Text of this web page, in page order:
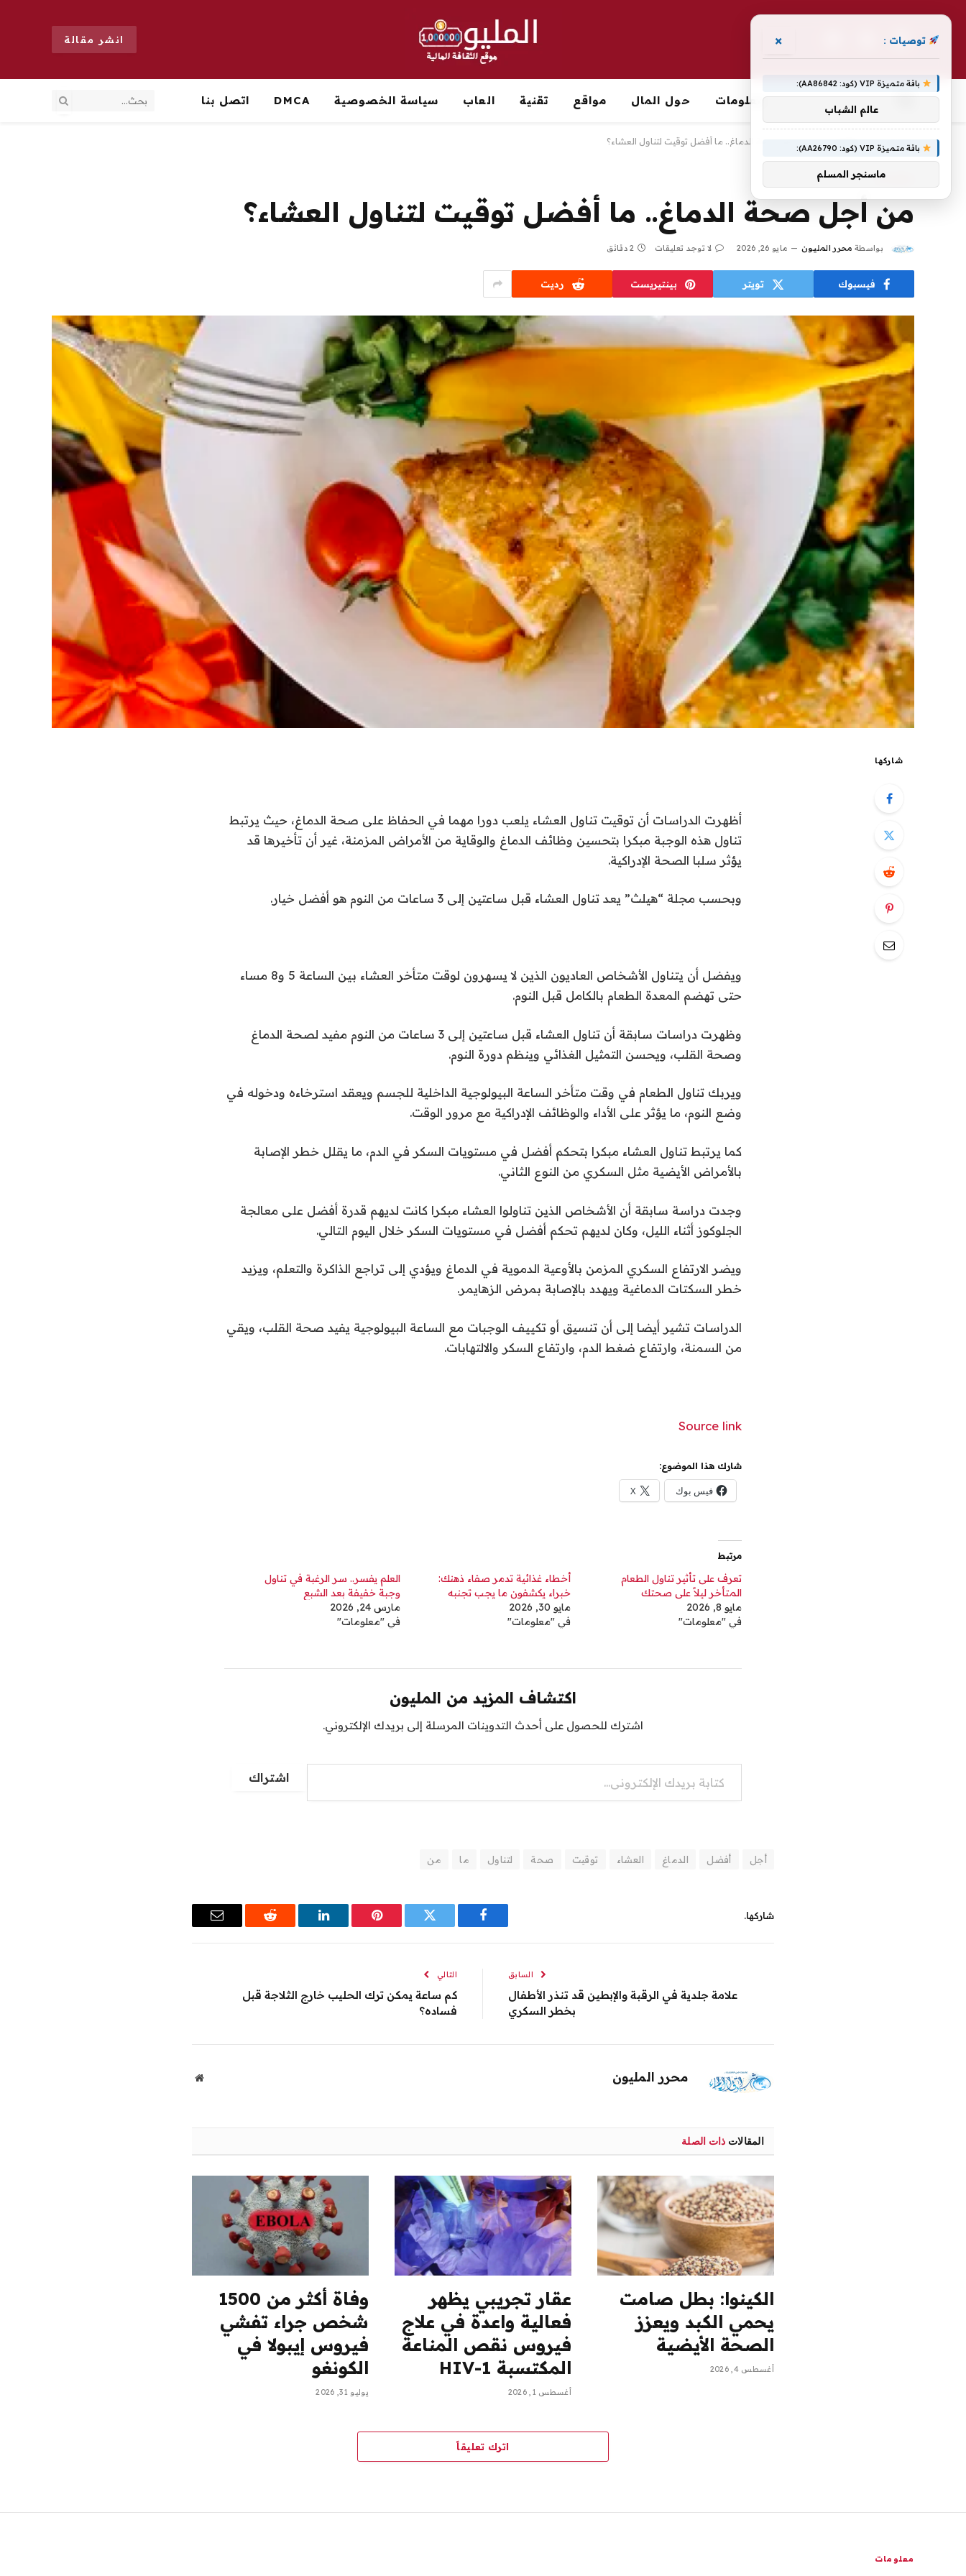
فيسبوك
(Twitter)
انشر مقالة
معلومات حول المال مواقع تقنية العاب سياسة الخصوصية DMCA اتصل بنا
من أجل صحة الدماغ.. ما أفضل توقيت لتناول العشاء؟
معلومات
من أجل صحة الدماغ.. ما أفضل توقيت لتناول العشاء؟
بواسطة محرر المليون مايو 26, 2026 لا توجد تعليقات 2 دقائق
فيسبوك تويتر بينتيريست رديت
شاركها
أظهرت الدراسات أن توقيت تناول العشاء يلعب دورا مهما في الحفاظ على صحة الدماغ، حيث يرتبط
تناول هذه الوجبة مبكرا بتحسين وظائف الدماغ والوقاية من الأمراض المزمنة، غير أن تأخيرها قد
يؤثر سلبا الصحة الإدراكية.
وبحسب مجلة “هيلث” يعد تناول العشاء قبل ساعتين إلى 3 ساعات من النوم هو أفضل خيار.
ويفضل أن يتناول الأشخاص العاديون الذين لا يسهرون لوقت متأخر العشاء بين الساعة 5 و8 مساء
حتى تهضم المعدة الطعام بالكامل قبل النوم.
وظهرت دراسات سابقة أن تناول العشاء قبل ساعتين إلى 3 ساعات من النوم مفيد لصحة الدماغ
وصحة القلب، ويحسن التمثيل الغذائي وينظم دورة النوم.
ويربك تناول الطعام في وقت متأخر الساعة البيولوجية الداخلية للجسم ويعقد استرخاءه ودخوله في
وضع النوم، ما يؤثر على الأداء والوظائف الإدراكية مع مرور الوقت.
كما يرتبط تناول العشاء مبكرا بتحكم أفضل في مستويات السكر في الدم، ما يقلل خطر الإصابة
بالأمراض الأيضية مثل السكري من النوع الثاني.
وجدت دراسة سابقة أن الأشخاص الذين تناولوا العشاء مبكرا كانت لديهم قدرة أفضل على معالجة
الجلوكوز أثناء الليل، وكان لديهم تحكم أفضل في مستويات السكر خلال اليوم التالي.
ويضر الارتفاع السكري المزمن بالأوعية الدموية في الدماغ ويؤدي إلى تراجع الذاكرة والتعلم، ويزيد
خطر السكتات الدماغية ويهدد بالإصابة بمرض الزهايمر.
الدراسات تشير أيضا إلى أن تنسيق أو تكييف الوجبات مع الساعة البيولوجية يفيد صحة القلب، ويقي
من السمنة، وارتفاع ضغط الدم، وارتفاع السكر والالتهابات.
Source link
شارك هذا الموضوع:
فيس بوك X
مرتبط
تعرف على تأثير تناول الطعام
المتأخر ليلاً على صحتك
مايو 8, 2026
في "معلومات"
أخطاء غذائية تدمر صفاء ذهنك:
خبراء يكشفون ما يجب تجنبه
مايو 30, 2026
في "معلومات"
العلم يفسر.. سر الرغبة في تناول
وجبة خفيفة بعد الشبع
مارس 24, 2026
في "معلومات"
اكتشاف المزيد من المليون
اشترك للحصول على أحدث التدوينات المرسلة إلى بريدك الإلكتروني.
كتابة بريدك الإلكتروني...
اشتراك
أجل أفضل الدماغ العشاء توقيت صحة لتناول ما من
شاركها.
فيسبوك تويتر بينتيريستلينكدإن رديت
البريد
السابق
علامة جلدية في الرقبة والإبطين قد تنذر الأطفال
بخطر السكري
التالي
كم ساعة يمكن ترك الحليب خارج الثلاجة قبل
فساده؟
محرر المليون
موقع
المقالات ذات الصلة
الكينوا: بطل صامت
يحمي الكبد ويعزز
الصحة الأيضية
أغسطس 4, 2026
عقار تجريبي يظهر
فعالية واعدة في علاج
فيروس نقص المناعة
المكتسبة HIV-1
أغسطس 1, 2026
وفاة أكثر من 1500
شخص جراء تفشي
فيروس إيبولا في
الكونغو
يوليو 31, 2026
اترك تعليقاً
معلومات
توصيات : ×
باقة متميزة VIP (كود: AA86842):
عالم الشباب
باقة متميزة VIP (كود: AA26790):
ماسنجر المسلم